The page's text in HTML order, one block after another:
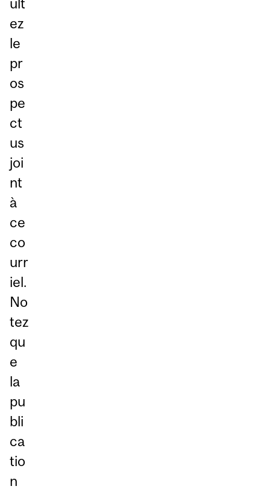
ult
ez
le
pr
os
pe
ct
us
joi
nt
à
ce
co
urr
iel.
No
tez
qu
e
la
pu
bli
ca
tio
n